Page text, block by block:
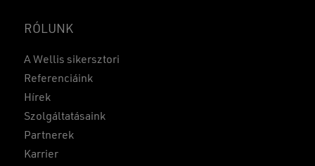
RÓLUNK
A Wellis sikersztori
Referenciáink
Hírek
Szolgáltatásaink
Partnerek
Karrier